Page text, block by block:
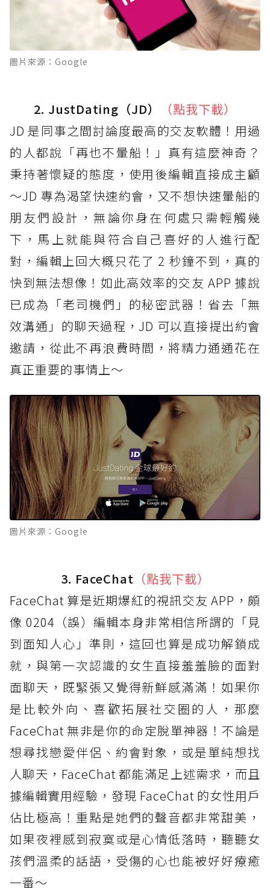
圖片來源：Google
2. JustDating（JD）
（點我下載）
JD 是同事之間討論度最高的交友軟體！用過
的人都說「再也不暈船！」真有這麼神奇？
秉持著懷疑的態度，使用後編輯直接成主顧
～JD 專為渴望快速約會，又不想快速暈船的
朋友們設計，無論你身在何處只需輕觸幾
下，馬上就能與符合自己喜好的人進行配
對，編輯上回大概只花了 2 秒鐘不到，真的
快到無法想像！如此高效率的交友 APP 據說
已成為「老司機們」的秘密武器！省去「無
效溝通」的聊天過程，JD 可以直接提出約會
邀請，從此不再浪費時間，將精力通通花在
真正重要的事情上～
圖片來源：Google
3. FaceChat （點我下載）
FaceChat 算是近期爆紅的視訊交友 APP，頗
像 0204（誤）編輯本身非常相信所謂的「見
到面知人心」準則，這回也算是成功解鎖成
就，與第一次認識的女生直接羞羞臉的面對
面聊天，既緊張又覺得新鮮感滿滿！如果你
是比較外向、喜歡拓展社交圈的人，那麼
FaceChat 無非是你的命定脫單神器！不論是
想尋找戀愛伴侶、約會對象，或是單純想找
人聊天，FaceChat 都能滿足上述需求，而且
據編輯實用經驗，發現 FaceChat 的女性用戶
佔比極高！重點是她們的聲音都非常甜美，
如果夜裡感到寂寞或是心情低落時，聽聽女
孩們溫柔的話語，受傷的心也能被好好療癒
一番～